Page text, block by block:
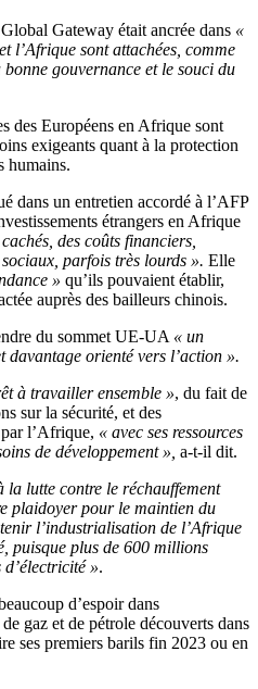
Gateway était ancrée dans «
l’Afrique sont attachées, comme
gouvernance et le souci du
des Européens en Afrique sont
exigeants quant à la protection
humains.
dans un entretien accordé à l’AFP
étrangers en Afrique
des coûts financiers,
parfois très lourds ». Elle
» qu’ils pouvaient établir,
auprès des bailleurs chinois.
du sommet UE-UA « un
orienté vers l’action ».
à travailler ensemble », du fait de
sur la sécurité, et des
l’Afrique, « avec ses ressources
de développement », a-t-il dit.
la lutte contre le réchauffement
plaidoyer pour le maintien du
l’industrialisation de l’Afrique
puisque plus de 600 millions
».
d’espoir dans
gaz et de pétrole découverts dans
ses premiers barils fin 2023 ou en